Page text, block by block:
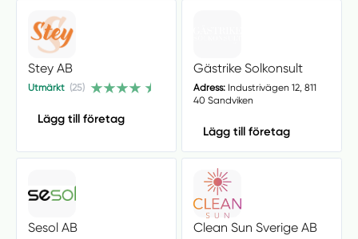
Stey AB
Utmärkt (25)
Lägg till företag
Gästrike Solkonsult
Adress:Industrivägen 12, 811
40 Sandviken
Lägg till företag
Sesol AB Clean Sun Sverige AB